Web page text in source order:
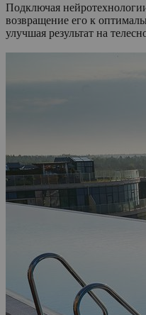
Подключая
возвращение его к
улучшая результат на